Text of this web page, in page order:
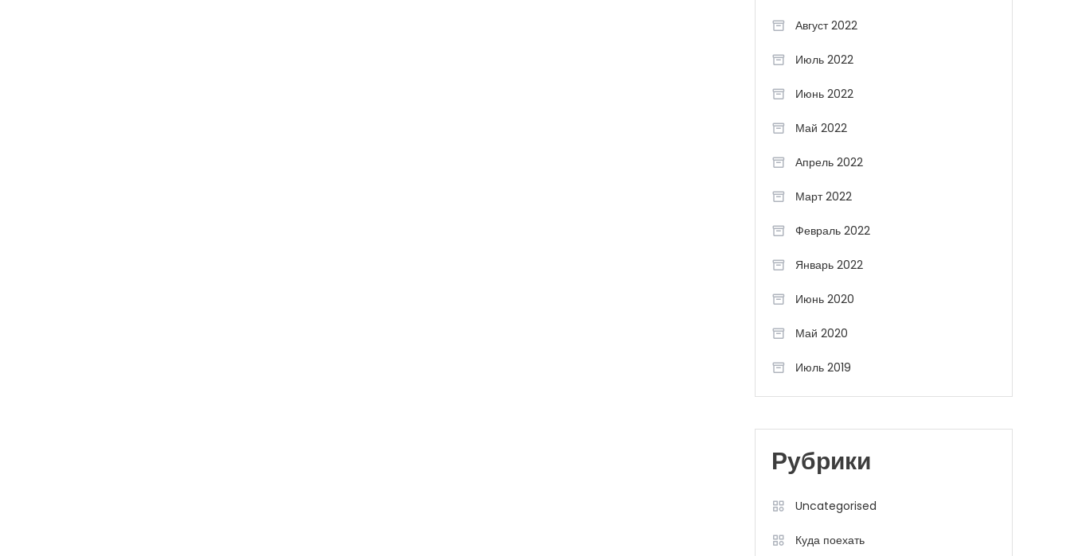
Август 2022
Июль 2022
Июнь 2022
Май 2022
Апрель 2022
Март 2022
Февраль 2022
Январь 2022
Июнь 2020
Май 2020
Июль 2019
Рубрики
Uncategorised
Куда поехать